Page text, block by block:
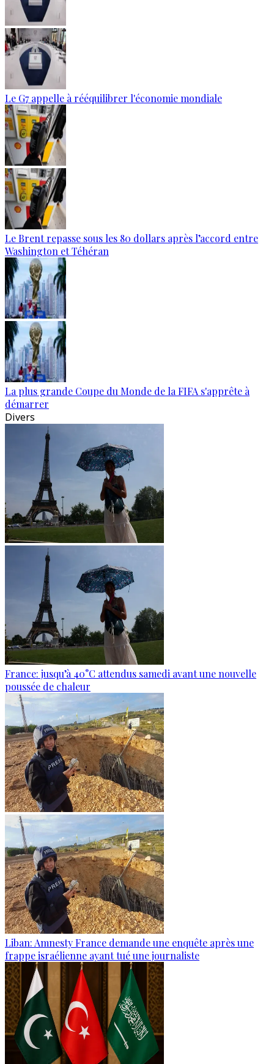
Le G7 appelle à rééquilibrer l'économie mondiale
Le Brent repasse sous les 80 dollars après l’accord entre
Washington et Téhéran
La plus grande Coupe du Monde de la FIFA s'apprête à
démarrer
Divers
France: jusqu’à 40°C attendus samedi avant une nouvelle
poussée de chaleur
Liban: Amnesty France demande une enquête après une
frappe israélienne ayant tué une journaliste